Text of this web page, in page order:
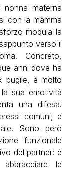
materna
con la mamma
modula la
verso il
Concreto,
anni dove ha
pugile, è molto
sua emotività
una difesa.
comuni, e
Sono però
funzionale
del partner: è
le